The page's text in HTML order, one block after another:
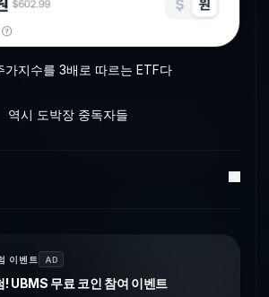
가지수를 3배로 따르는 ETF다
역시 도박장 중독자들
이벤트 AD
UBMS 무료 코인 참여 이벤트